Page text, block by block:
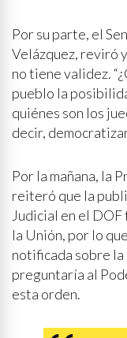
Por su parte, el
Velázquez, reviró
no tiene validez.
pueblo la
quiénes son los
decir,
Por la mañana, la
reiteró que la
Judicial en el
la Unión, por lo
notificada sobre la
preguntaría al
esta orden.